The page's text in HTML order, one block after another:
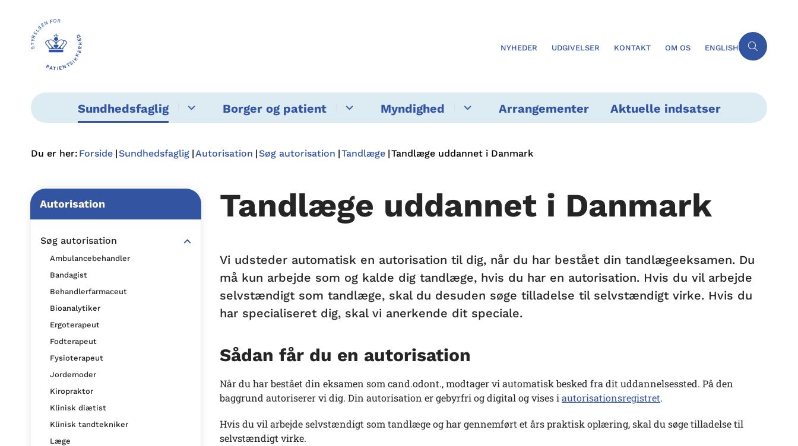
NYHEDER UDGIVELSER KONTAKT OM OS ENGLISH
Sundhedsfaglig Borger og patient Myndighed Arrangementer Aktuelle indsatser
Du er her: Forside Sundhedsfaglig Autorisation Søg autorisation Tandlæge Tandlæge uddannet i Danmark
Autorisation
Søg autorisation
Ambulancebehandler
Bandagist
Behandlerfarmaceut
Bioanalytiker
Ergoterapeut
Fodterapeut
Fysioterapeut
Jordemoder
Kiropraktor
Klinisk diætist
Klinisk tandtekniker
Læge
Tandlæge uddannet i Danmark
Vi udsteder automatisk en autorisation til dig, når du har bestået din tandlægeeksamen. Du
må kun arbejde som og kalde dig tandlæge, hvis du har en autorisation. Hvis du vil arbejde
selvstændigt som tandlæge, skal du desuden søge tilladelse til selvstændigt virke. Hvis du
har specialiseret dig, skal vi anerkende dit speciale.
Sådan får du en autorisation
Når du har bestået din eksamen som cand.odont., modtager vi automatisk besked fra dit uddannelsessted. På den
baggrund autoriserer vi dig. Din autorisation er gebyrfri og digital og vises i autorisationsregistret.
Hvis du vil arbejde selvstændigt som tandlæge og har gennemført et års praktisk oplæring, skal du søge tilladelse til
selvstændigt virke.